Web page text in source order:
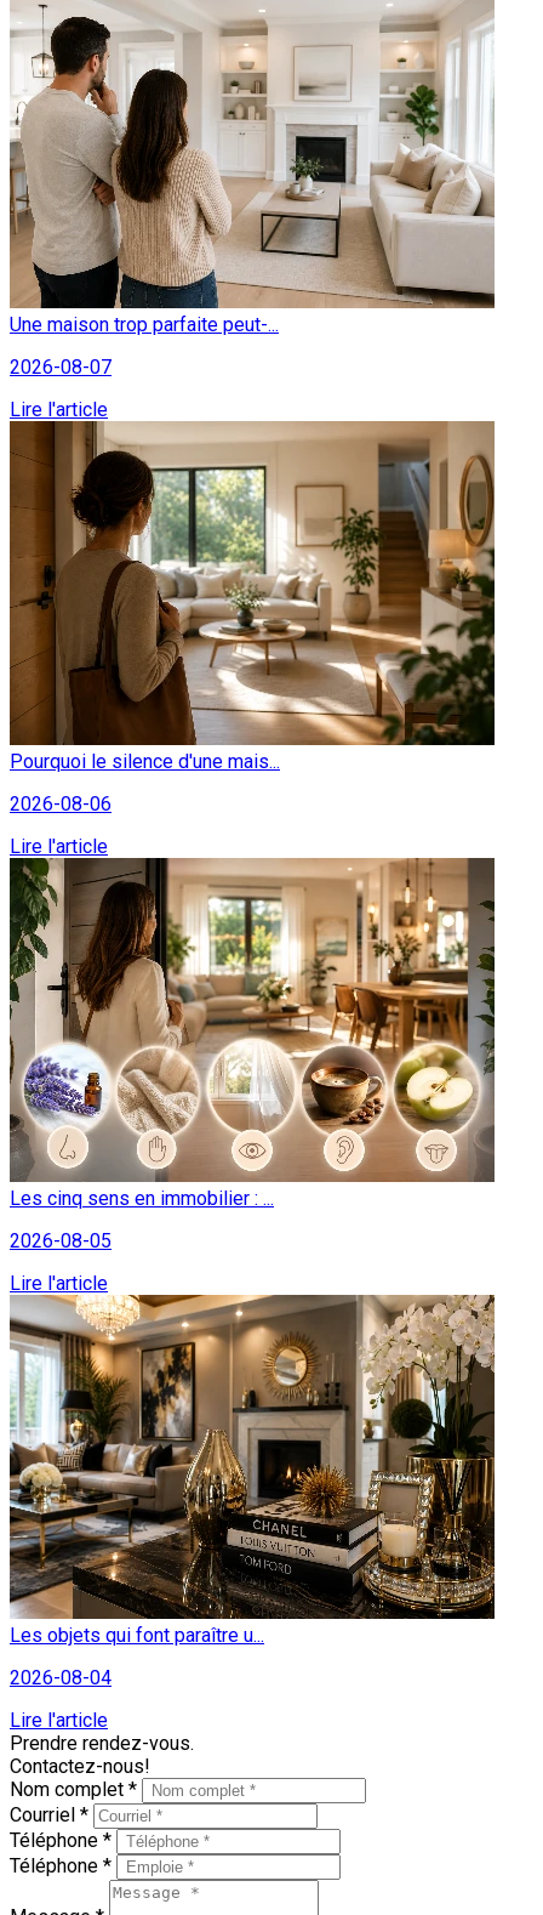
Une maison trop parfaite peut-...
2026-08-07
Lire l'article
Pourquoi le silence d'une mais...
2026-08-06
Lire l'article
Les cinq sens en immobilier : ...
2026-08-05
Lire l'article
Les objets qui font paraître u...
2026-08-04
Lire l'article
Prendre rendez-vous.
Contactez-nous!
Nom complet *
Courriel *
Téléphone *
Téléphone *